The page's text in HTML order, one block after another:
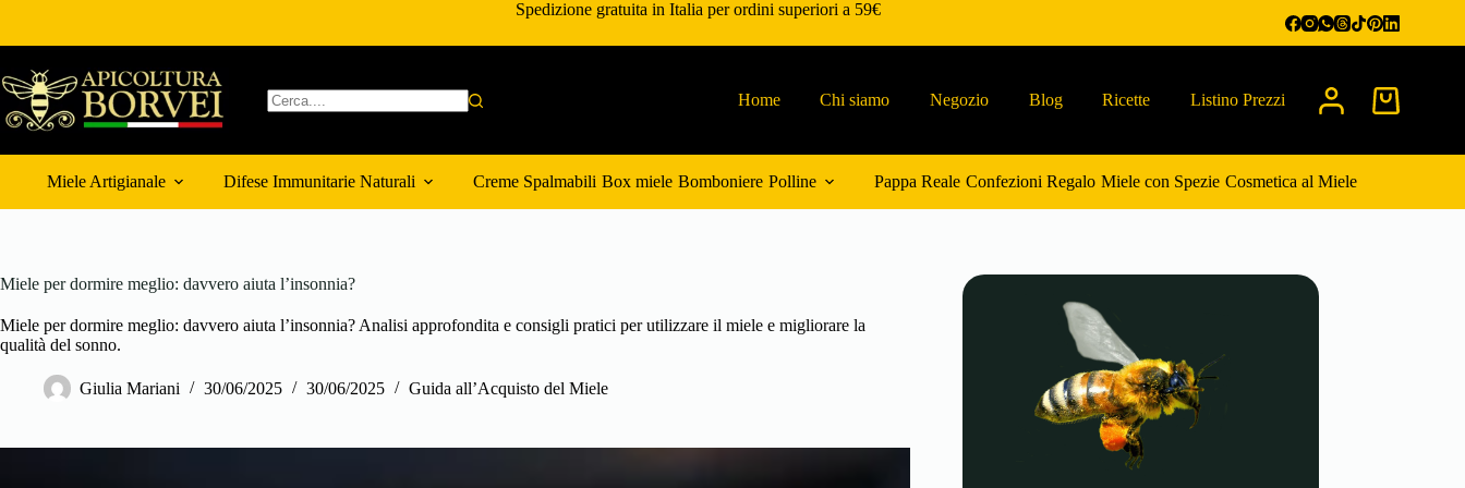
contenuto
Spedizione gratuita in Italia per ordini superiori a 59€
Home Chi siamo Negozio Blog Ricette Listino Prezzi Carrello
Miele Artigianale Difese Immunitarie Naturali Creme Spalmabili Box miele Bomboniere Polline Pappa Reale Confezioni Regalo Miele con Spezie Cosmetica al Miele
Miele per dormire meglio: davvero aiuta l’insonnia?
Miele per dormire meglio: davvero aiuta l’insonnia? Analisi approfondita e consigli pratici per utilizzare il miele e migliorare la
qualità del sonno.
Giulia Mariani 30/06/2025 30/06/2025 Guida all’Acquisto del Miele